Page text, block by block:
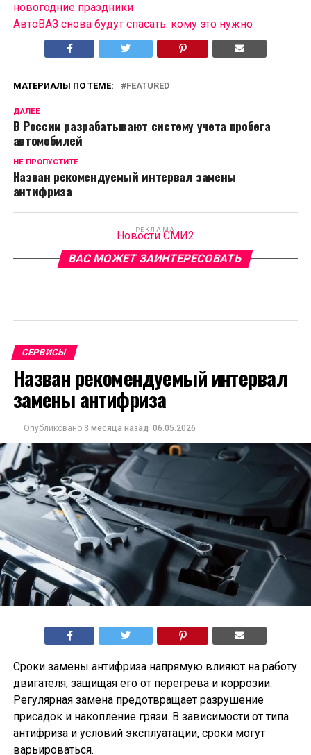
новогодние праздники
АвтоВАЗ снова будут спасать: кому это нужно
МАТЕРИАЛЫ ПО ТЕМЕ: FEATURED
ДАЛЕЕ
В России разрабатывают систему учета пробега
автомобилей
НЕ ПРОПУСТИТЕ
Назван рекомендуемый интервал замены
антифриза
РЕКЛАМА
Новости СМИ2
ВАС МОЖЕТ ЗАИНТЕРЕСОВАТЬ
СЕРВИСЫ
Назван рекомендуемый интервал
замены антифриза
Опубликовано 3 месяца назад 06.05.2026
Сроки замены антифриза напрямую влияют на работу
двигателя, защищая его от перегрева и коррозии.
Регулярная замена предотвращает разрушение
присадок и накопление грязи. В зависимости от типа
антифриза и условий эксплуатации, сроки могут
варьироваться.